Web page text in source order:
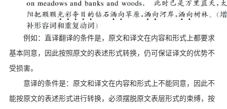
例如：直译翻译的条件是，原文和译文在内容和形式上都要求
基本同意，因此按照原文的表述形式转换，仍可保证译文的优势不
受损害。
意译的条件是：原文和译文在内容和形式上不能同意，因此不
能按原文的表述形式进行转换，必须摆脱原文表层形式的束缚，按